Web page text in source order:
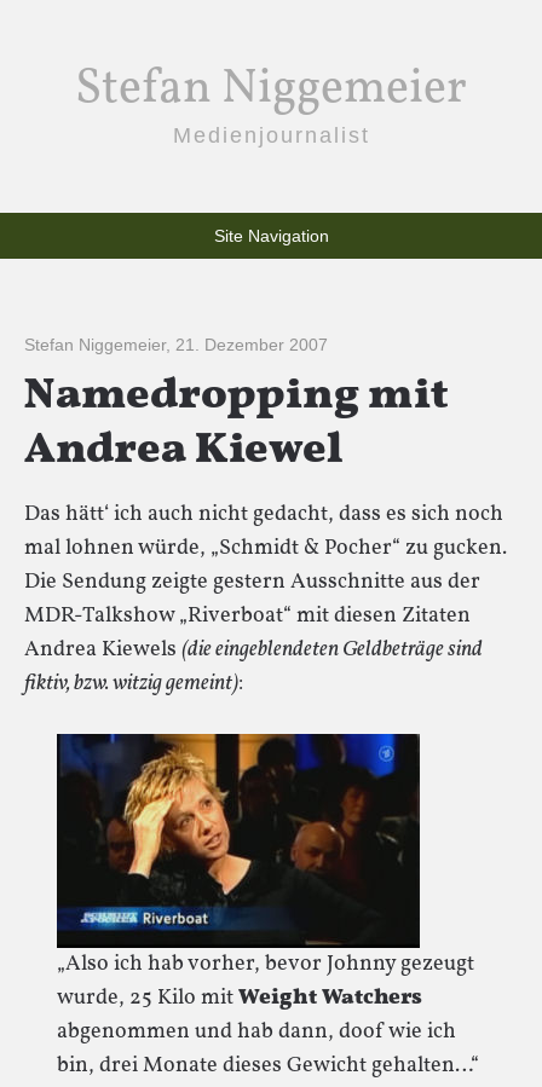
Stefan Niggemeier
Medienjournalist
Site Navigation
Stefan Niggemeier, 21. Dezember 2007
Namedropping mit
Andrea Kiewel
Das hätt‘ ich auch nicht gedacht, dass es sich noch
mal lohnen würde, „Schmidt & Pocher“ zu gucken.
Die Sendung zeigte gestern Ausschnitte aus der
MDR-Talkshow „Riverboat“ mit diesen Zitaten
Andrea Kiewels (die eingeblendeten Geldbeträge sind
fiktiv, bzw. witzig gemeint):
„Also ich hab vorher, bevor Johnny gezeugt
wurde, 25 Kilo mitWeight Watchers
abgenommen und hab dann, doof wie ich
bin, drei Monate dieses Gewicht gehalten…“